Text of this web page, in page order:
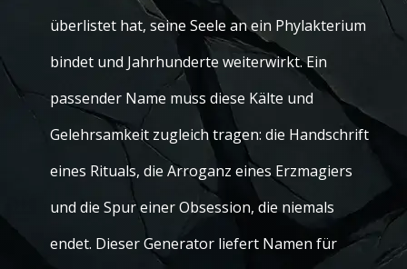
überlistet hat, seine Seele an ein Phylakterium
bindet und Jahrhunderte weiterwirkt. Ein
passender Name muss diese Kälte und
Gelehrsamkeit zugleich tragen: die Handschrift
eines Rituals, die Arroganz eines Erzmagiers
und die Spur einer Obsession, die niemals
endet. Dieser Generator liefert Namen für